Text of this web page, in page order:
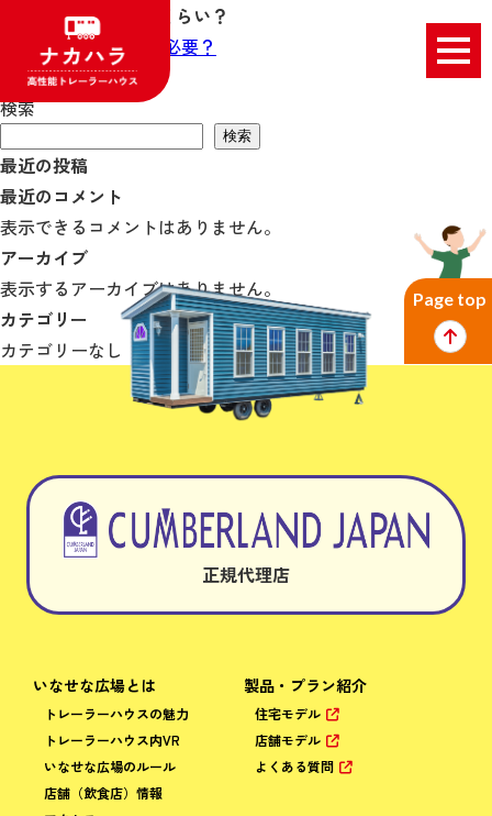
減価償却期間はどれくらい？
ナ
ゲ
ー
シ
ョ
ン
Previous:建築確認は必要？
Next:耐用年数は？
検索
検索
最近の投稿
最近のコメント
表示できるコメントはありません。
アーカイブ
表示するアーカイブはありません。
カテゴリー
カテゴリーなし
正規代理店
いなせな広場とは
トレーラーハウスの魅力
トレーラーハウス内VR
いなせな広場のルール
店舗（飲食店）情報
製品・プラン紹介
住宅モデル
店舗モデル
よくある質問
Page top